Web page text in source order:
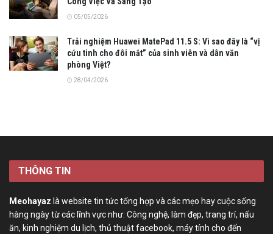
05/05/2026
Trải nghiệm Huawei MatePad 11.5 S: Vì sao đây là “vị
cứu tinh cho đôi mắt” của sinh viên và dân văn
phòng Việt?
28/04/2026
THÔNG TIN
Meohayaz là website tin tức tổng hợp và các mẹo hay cuộc sống
hàng ngày từ các lĩnh vực như: Công nghệ, làm đẹp, trang trí, nấu
ăn, kinh nghiệm du lịch, thủ thuật facebook, máy tính cho đến